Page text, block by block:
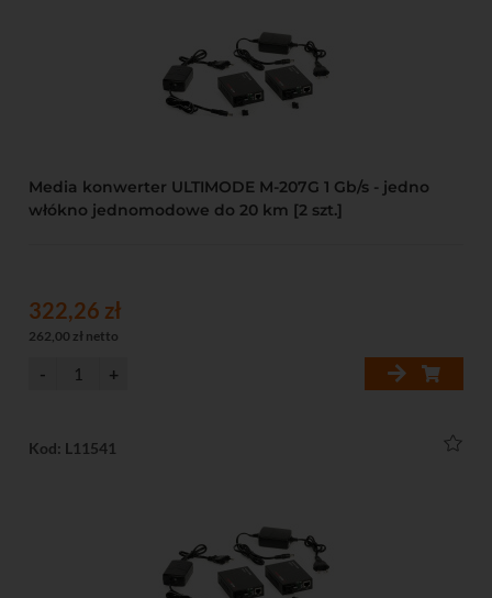
Media konwerter ULTIMODE M-207G 1 Gb/s - jedno
włókno jednomodowe do 20 km [2 szt.]
322,26 zł
262,00 zł netto
Kod: L11541